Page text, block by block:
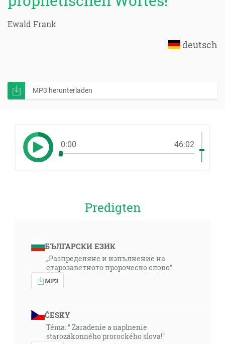
Ewald Frank
deutsch
MP3 herunterladen
0:00 46:02
Predigten
БЪЛГАРСКИ ЕЗИК
„Разпределяне и изпълнение на
старозаветното пророческо слово"
MP3
ČESKY
Téma: " Zaradenie a naplnenie
starozákonného prorockého slova!"